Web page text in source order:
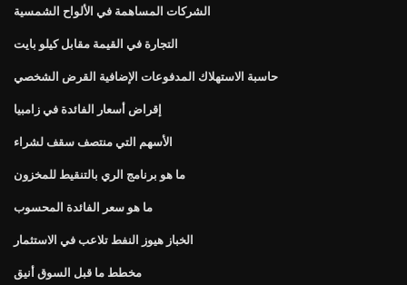
الشركات المساهمة في الألواح الشمسية
التجارة في القيمة مقابل كيلو بايت
حاسبة الاستهلاك المدفوعات الإضافية القرض الشخصي
إقراض أسعار الفائدة في زامبيا
الأسهم التي منتصف سقف لشراء
ما هو برنامج الري بالتنقيط للمخزون
ما هو سعر الفائدة المحسوب
الخباز هيوز النفط تلاعب في الاستثمار
مخطط ما قبل السوق أنيق